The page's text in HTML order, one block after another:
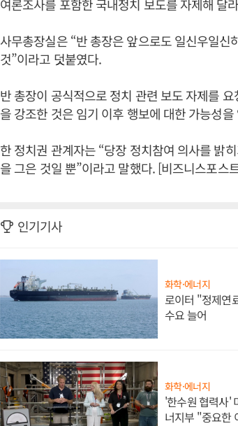
여론조사를 포함한 국내정치 보도를 자제해 달
사무총장실은 “반 총장은 앞으로도 일신우일
것”이라고 덧붙였다.
반 총장이 공식적으로 정치 관련 보도 자제를
을 강조한 것은 임기 이후 행보에 대한 가능성
한 정치권 관계자는 “당장 정치참여 의사를 밝
을 그은 것일 뿐”이라고 말했다. [비즈니스포스
인기기사
화학·에너지
로이터 "정제연
수요 늘어
화학·에너지
'한수원 협력사'
너지부 "중요한